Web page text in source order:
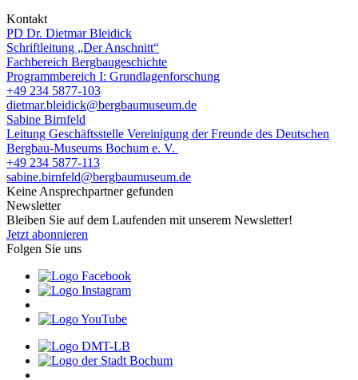
Kontakt
PD Dr. Dietmar Bleidick
Schriftleitung „Der Anschnitt“
Fachbereich Bergbaugeschichte
Programmbereich I: Grundlagenforschung
+49 234 5877-103
dietmar.bleidick@bergbaumuseum.de
Sabine Birnfeld
Leitung Geschäftsstelle Vereinigung der Freunde des Deutschen
Bergbau-Museums Bochum e. V.
+49 234 5877-113
sabine.birnfeld@bergbaumuseum.de
Keine Ansprechpartner gefunden
Newsletter
Bleiben Sie auf dem Laufenden mit unserem Newsletter!
Jetzt abonnieren
Folgen Sie uns